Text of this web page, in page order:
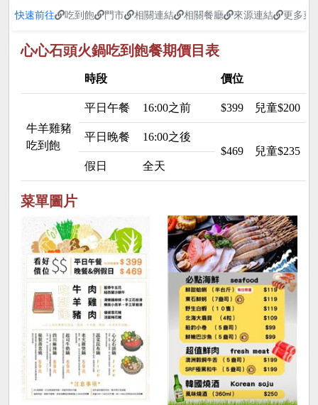
快速前往 吃到飽 門市 相關連結 相關餐廳 來源連結 更多菜
心心石頭火鍋吃到飽餐期價目表
時段 價位
牛羊雞豬
吃到飽
平日午餐 16:00之前 $399 兒童$200
平日晚餐
16:00之後
$469
兒童$235
假日
全天
菜單圖片